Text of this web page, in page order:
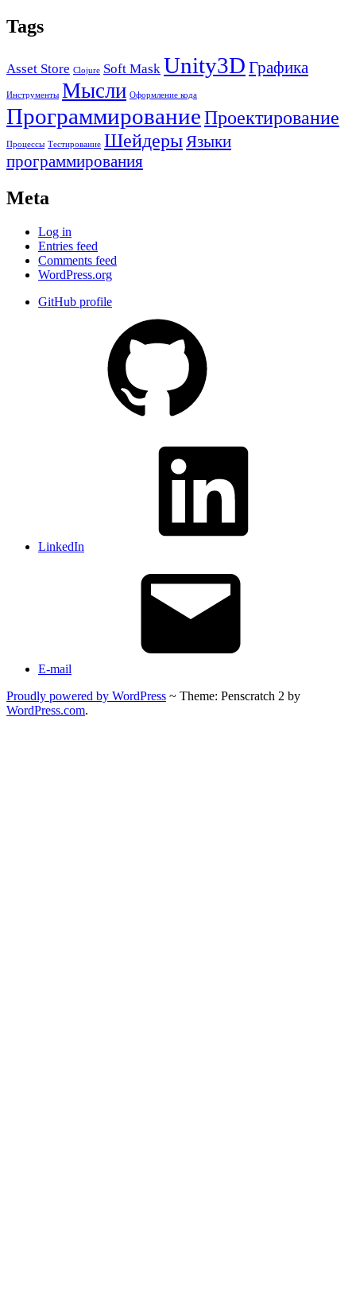
Tags
Asset Store Clojure Soft Mask Unity3D Графика
Инструменты Мысли Оформление кода
ПрограммированиеПроектирование
Процессы Тестирование ШейдерыЯзыки
программирования
Meta
Log in
Entries feed
Comments feed
WordPress.org
GitHub profile
LinkedIn
E-mail
Proudly powered by WordPress ~ Theme: Penscratch 2 by
WordPress.com.